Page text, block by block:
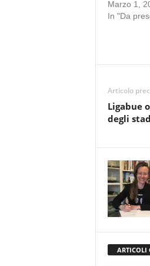
Marzo 1,
In "Da
Articolo
Ligabue
degli
ARTICOLI